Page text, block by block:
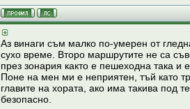
Аз винаги съм малко по-умерен от
сухо време. Второ маршрутите не са
през зонария както е пешеходна така и
Поне на мен ми е неприятен, тъй като
главите на хората, ако има такива под
безопасно.